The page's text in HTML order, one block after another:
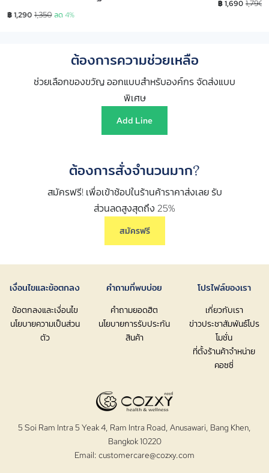
฿ 1,290 1,350 ลด 4%
฿ 1,690 1,790
ต้องการความช่วยเหลือ
ช่วยเลือกของขวัญ ออกแบบสำหรับองค์กร จัดส่งแบบ
พิเศษ
Add Line
ต้องการสั่งจำนวนมาก?
สมัครฟรี! เพื่อเข้าช้อปในร้านค้าราคาส่งเลย รับ
ส่วนลดสูงสุดถึง 25%
สมัครฟรี
เงื่อนไขและข้อตกลง
ข้อตกลงและเงื่อนไข
นโยบายความเป็นส่วน
ตัว
คำถามที่พบบ่อย
คำถามยอดฮิต
นโยบายการรับประกัน
สินค้า
โปรไฟล์ของเรา
เกี่ยวกับเรา
ข่าวประชาสัมพันธ์โปร
โมชั่น
ที่ตั้งร้านค้าจำหน่าย
คอซซี่
5 Soi Ram Intra 5 Yeak 4, Ram Intra Road, Anusawari, Bang Khen,
Bangkok 10220
Email: customercare@cozxy.com